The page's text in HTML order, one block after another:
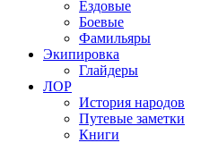
Ездовые
Боевые
Фамильяры
Экипировка
Глайдеры
ЛОР
История народов
Путевые заметки
Книги